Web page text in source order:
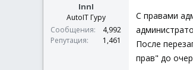
InnI
AutoIT Гуру
Сообщения
4,992
Репутация
1,461
С правами
После
прав" до